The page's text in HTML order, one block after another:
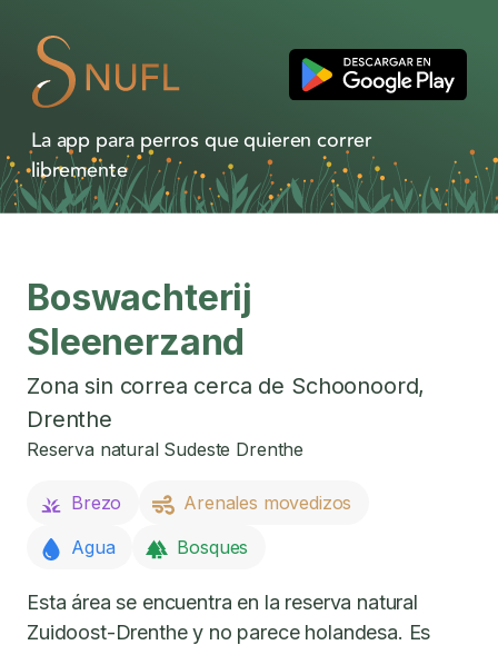
La app para perros que quieren correr
libremente
Boswachterij
Sleenerzand
Zona sin correa cerca de Schoonoord,
Drenthe
Reserva natural Sudeste Drenthe
Brezo
Arenales movedizos
Agua
Bosques
Esta área se encuentra en la reserva natural
Zuidoost-Drenthe y no parece holandesa. Es